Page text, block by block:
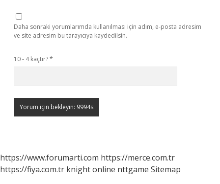
Daha sonraki yorumlarımda kullanılması için adım, e-posta adresim
ve site adresim bu tarayıcıya kaydedilsin.
10 - 4 kaçtır?*
https://www.forumarti.com https://merce.com.tr
https://fiya.com.tr knight online nttgame Sitemap